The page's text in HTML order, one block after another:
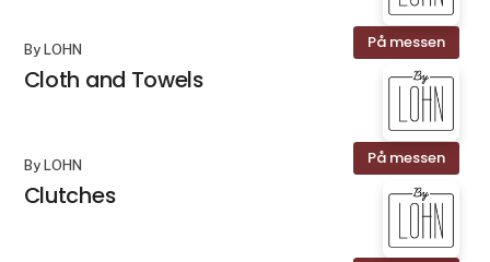
På messen
By LOHN
Cloth and Towels
På messen
By LOHN
Clutches